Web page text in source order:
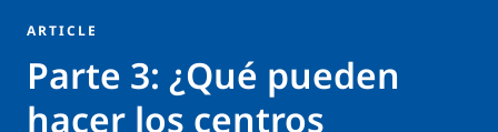
ARTICLE
Parte 3: ¿Qué pueden
hacer los centros